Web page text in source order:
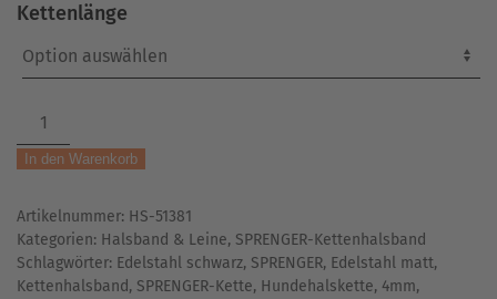
Kettenlänge
SPRENGER-
Hundehalskette
|
|
4mm
Menge
In den Warenkorb
Artikelnummer: HS-51381
Kategorien: Halsband & Leine, SPRENGER-Kettenhalsband
Schlagwörter: Edelstahl schwarz, SPRENGER, Edelstahl matt,
Kettenhalsband, SPRENGER-Kette, Hundehalskette, 4mm,